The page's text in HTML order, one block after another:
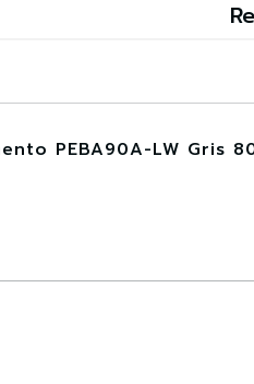
PEBA90A-LW Gris